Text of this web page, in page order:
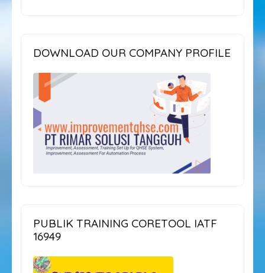
DOWNLOAD OUR COMPANY PROFILE
PUBLIK TRAINING CORETOOL IATF
16949